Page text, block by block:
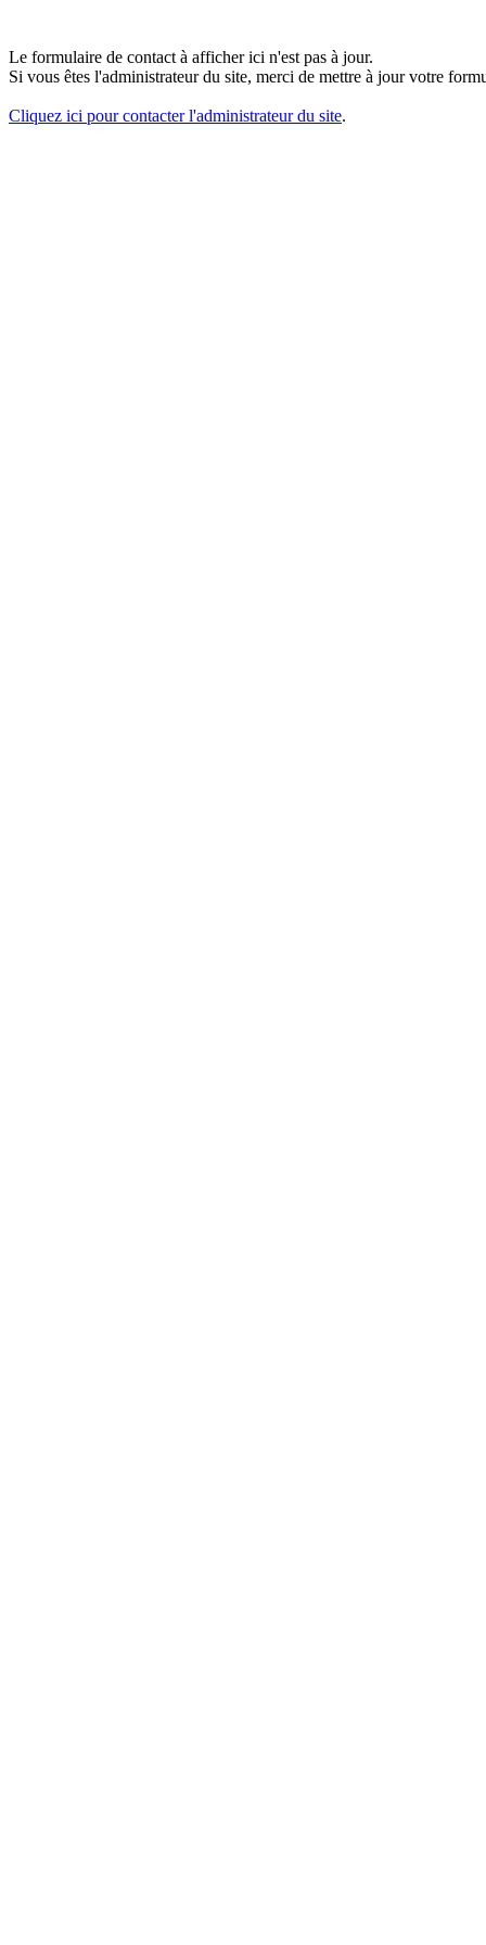
Le formulaire de contact à afficher ici n'est pas à jour.
Si vous êtes l'administrateur du site, merci de mettre à jour votre
Cliquez ici pour contacter l'administrateur du site.